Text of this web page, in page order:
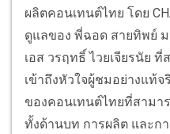
ผลิตคอนเทนต์ไทย โดย
ดูแลของ พี่ฉอด สายทิพย์
เอส วรฤทธิ์ ไวยเจียรนัย
เข้าถึงหัวใจผู้ชมอย่างแท้จ
ของคอนเทนต์ไทยที่สามา
ทั้งด้านบท การผลิต และก